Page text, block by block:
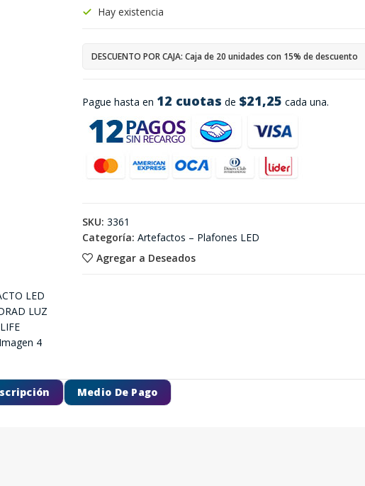
Pague hasta en 12 cuotas de $21,25 cada una.
Hay existencia
DESCUENTO POR CAJA: Caja de 20 unidades con 15% de descuento
Agregar a Deseados
SKU: 3361
Categoría: Artefactos – Plafones LED
Medio De Pago